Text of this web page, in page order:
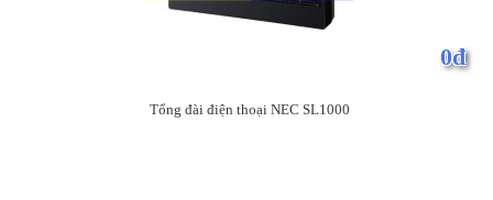
0đ
Tổng đài điện thoại NEC SL1000